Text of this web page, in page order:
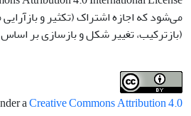
می‌شود که اجازه اشتراک (تکثیر و
(بازترکیب، تغییر شکل و بازسازی بر
aCreative Commons Attribution 4.0